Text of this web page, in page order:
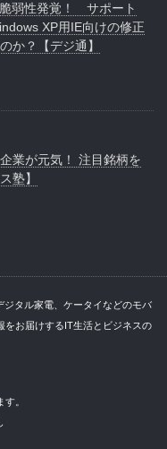
弱性発覚！ サポート
XP用IE向けの修正
か？【デジ通】
業が元気！ 注目銘柄を
塾】
タル家電、ケータイなどのモバ
をお届けするIT生活とビジネスの
。